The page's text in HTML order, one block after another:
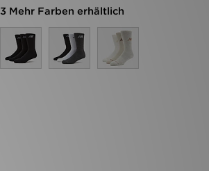
3 Mehr Farben erhältlich